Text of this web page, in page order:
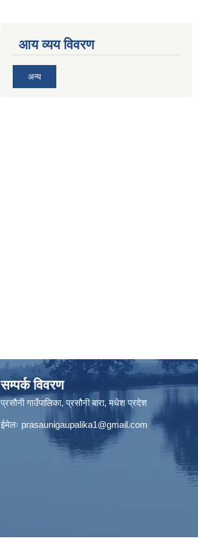
आय व्यय विवरण
अन्य
सम्पर्क विवरण
प्रसौनी गाउँपालिका, प्रसौनी बारा, मधेश प्रदेश
ईमेलः prasaunigaupalika1@gmail.com